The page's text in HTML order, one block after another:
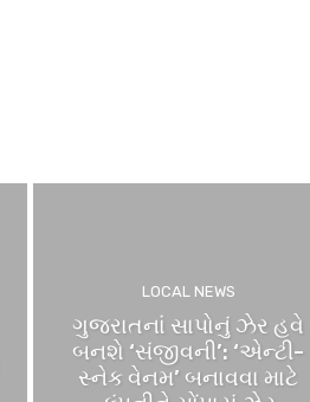
LOCAL NEWS
ગુજરાતનાં સાપોનું ઝેર હવે
બનશે ‘સંજીવની’: ‘એન્ટી-
સ્નેક વેનમ’ બનાવવા માટે